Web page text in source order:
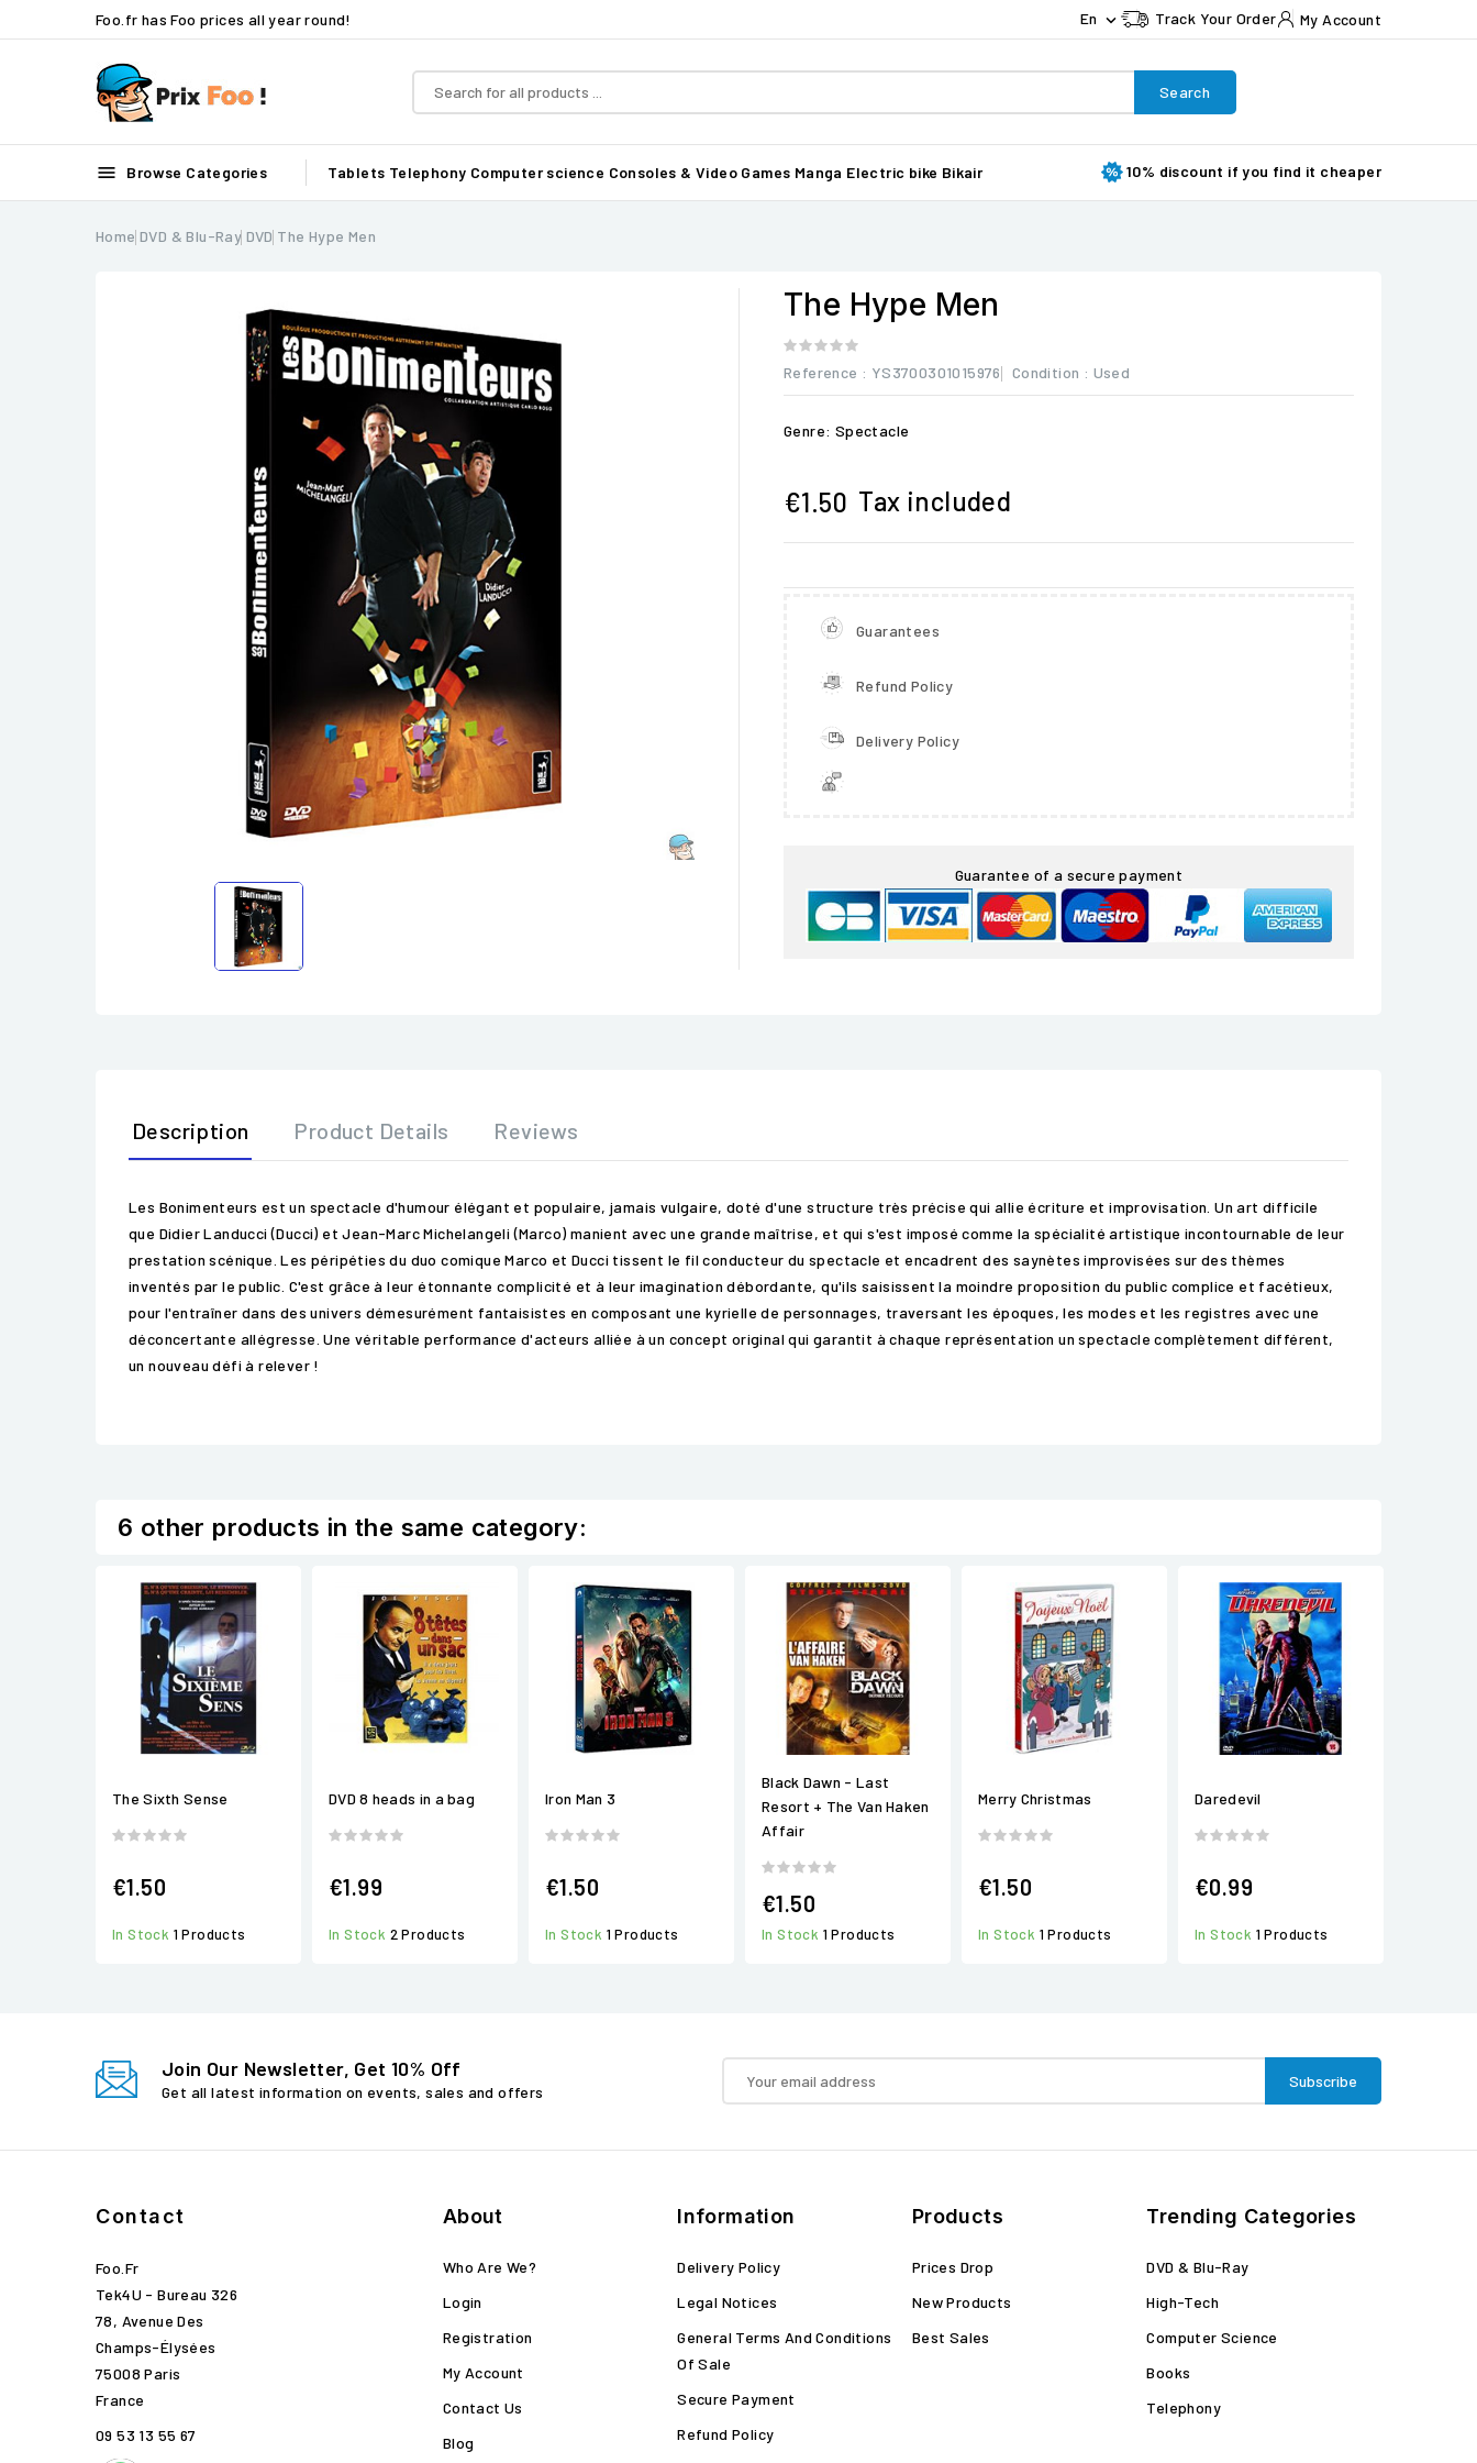
Foo.fr has Foo prices all year round! En  Track Your Order My Account
Search
 Browse Categories Tablets Telephony Computer science Consoles & Video Games Manga Electric bike Bikair 10% discount if you find it cheaper
Home DVD & Blu-Ray DVD The Hype Men

The Hype Men
Reference : YS3700301015976 Condition : Used
Genre: Spectacle
€1.50 Tax included
Guarantees
Refund Policy
Delivery Policy
Guarantee of a secure payment
Description Product Details Reviews
Les Bonimenteurs est un spectacle d'humour élégant et populaire, jamais vulgaire, doté d'une structure très précise qui allie écriture et improvisation. Un art difficile
que Didier Landucci (Ducci) et Jean-Marc Michelangeli (Marco) manient avec une grande maîtrise, et qui s'est imposé comme la spécialité artistique incontournable de leur
prestation scénique. Les péripéties du duo comique Marco et Ducci tissent le fil conducteur du spectacle et encadrent des saynètes improvisées sur des thèmes
inventés par le public. C'est grâce à leur étonnante complicité et à leur imagination débordante, qu'ils saisissent la moindre proposition du public complice et facétieux,
pour l'entraîner dans des univers démesurément fantaisistes en composant une kyrielle de personnages, traversant les époques, les modes et les registres avec une
déconcertante allégresse. Une véritable performance d'acteurs alliée à un concept original qui garantit à chaque représentation un spectacle complètement différent,
un nouveau défi à relever !
6 other products in the same category:
The Sixth Sense
€1.50
In Stock 1 Products
DVD 8 heads in a bag
€1.99
In Stock 2 Products
Iron Man 3
€1.50
In Stock 1 Products
Black Dawn - Last
Resort + The Van Haken
Affair
€1.50
In Stock 1 Products
Merry Christmas
€1.50
In Stock 1 Products
Daredevil
€0.99
In Stock 1 Products
Join Our Newsletter, Get 10% Off
Get all latest information on events, sales and offers
Contact
Foo.fr
Tek4U - Bureau 326
78, Avenue Des
Champs-Élysées
75008 Paris
France
09 53 13 55 67
About
Who Are We?
Login
Registration
My Account
Contact Us
Blog
Information
Delivery Policy
Legal Notices
General Terms And Conditions
Of Sale
Secure Payment
Refund Policy
Products
Prices Drop
New Products
Best Sales
Trending Categories
DVD & Blu-Ray
High-Tech
Computer Science
Books
Telephony